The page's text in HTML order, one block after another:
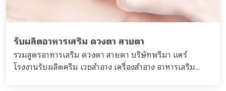
รับผลิตอาหารเสริม ดวงตา สายตา
รวมสูตรอาหารเสริม ดวงตา สายตา บริษัทพรีมา แคร์
โรงงานรับผลิตครีม เวชสำอาง เครื่องสำอาง อาหารเสริม...